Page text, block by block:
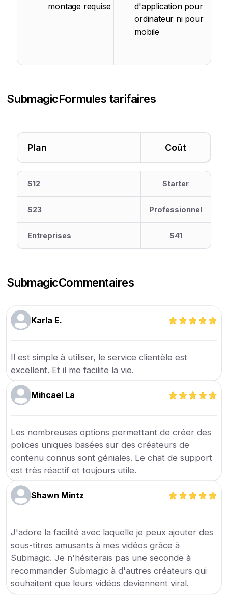
montage requise
d'application pour
ordinateur ni pour
mobile
SubmagicFormules tarifaires
Plan Coût
$12 Starter
$23 Professionnel
Entreprises $41
SubmagicCommentaires
Karla E.
Il est simple à utiliser, le service clientèle est
excellent. Et il me facilite la vie.
Mihcael La
Les nombreuses options permettant de créer des
polices uniques basées sur des créateurs de
contenu connus sont géniales. Le chat de support
est très réactif et toujours utile.
Shawn Mintz
J'adore la facilité avec laquelle je peux ajouter des
sous-titres amusants à mes vidéos grâce à
Submagic. Je n'hésiterais pas une seconde à
recommander Submagic à d'autres créateurs qui
souhaitent que leurs vidéos deviennent viral.